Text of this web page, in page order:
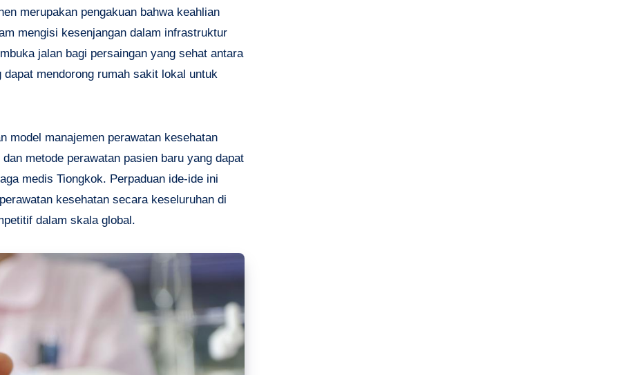
merupakan pengakuan bahwa keahlian
mengisi kesenjangan dalam infrastruktur
jalan bagi persaingan yang sehat antara
mendorong rumah sakit lokal untuk
model manajemen perawatan kesehatan
metode perawatan pasien baru yang dapat
medis Tiongkok. Perpaduan ide-ide ini
kesehatan secara keseluruhan di
dalam skala global.